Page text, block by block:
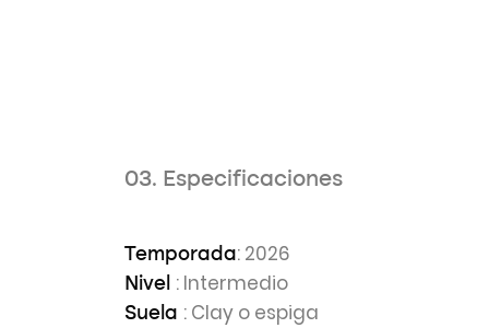
03. Especificaciones
Temporada: 2026
Nivel : Intermedio
Suela : Clay o espiga